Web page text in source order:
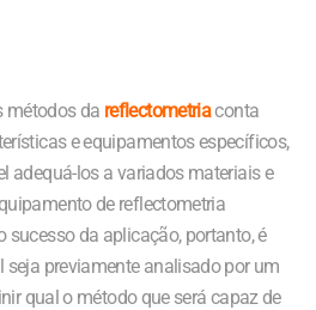
métodos da reflectometriaconta
e equipamentos específicos,
adequá-los a variados materiais e
de reflectometria
sucesso da aplicação, portanto, é
seja previamente analisado por um
qual o método que será capaz de